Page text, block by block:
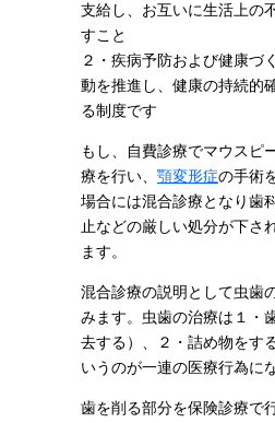
支給し、お互いに生活上の
すこと
２・疾病予防および健康づ
動を推進し、健康の持続的
る制度です
もし、自費診療でマウスピ
療を行い、 顎変形症の手術
場合には混合診療となり歯
止などの厳しい処分が下さ
ます。
混合診療の説明として虫歯
みます。虫歯の治療は１・
去する）、２・詰め物をす
いうのが一連の医療行為に
歯を削る部分を保険診療で